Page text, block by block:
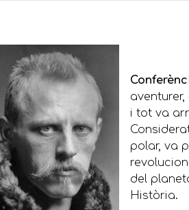
i tot va
polar, va
del
Història.